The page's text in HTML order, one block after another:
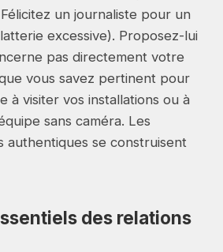
un journaliste pour un
excessive). Proposez-lui
pas directement votre
vous savez pertinent pour
à visiter vos installations ou à
sans caméra. Les
authentiques se construisent
des relations